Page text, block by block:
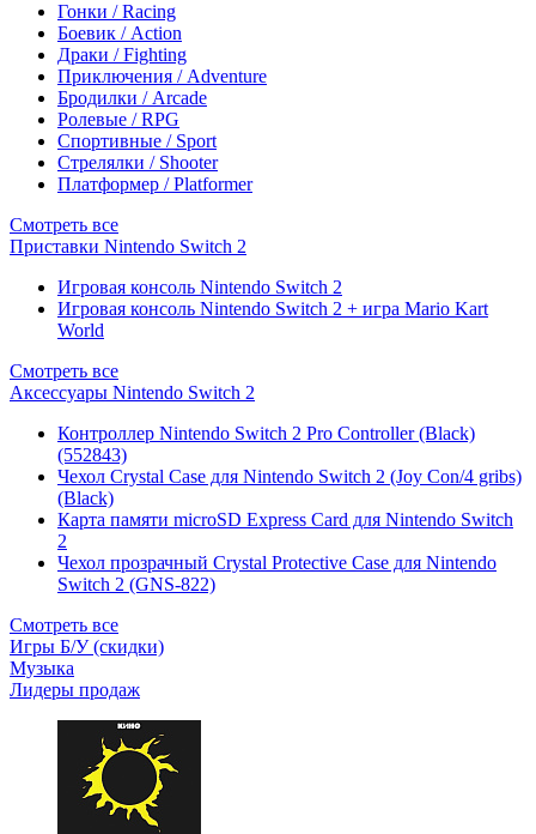
Гонки / Racing
Боевик / Action
Драки / Fighting
Приключения / Adventure
Бродилки / Arcade
Ролевые / RPG
Спортивные / Sport
Стрелялки / Shooter
Платформер / Platformer
Смотреть все
Приставки Nintendo Switch 2
Игровая консоль Nintendo Switch 2
Игровая консоль Nintendo Switch 2 + игра Mario Kart
World
Смотреть все
Аксессуары Nintendo Switch 2
Контроллер Nintendo Switch 2 Pro Controller (Black)
(552843)
Чехол Сrystal Сase для Nintendo Switch 2 (Joy Con/4 gribs)
(Black)
Карта памяти microSD Express Card для Nintendo Switch
2
Чехол прозрачный Crystal Protective Case для Nintendo
Switch 2 (GNS-822)
Смотреть все
Игры Б/У (скидки)
Музыка
Лидеры продаж